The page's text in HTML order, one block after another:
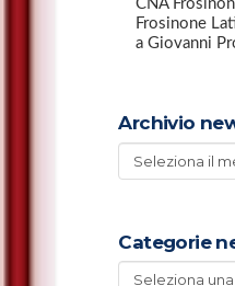
CNA
Frosinone
a Giovanni
Archivio
Archivio
news
Categorie
Categorie